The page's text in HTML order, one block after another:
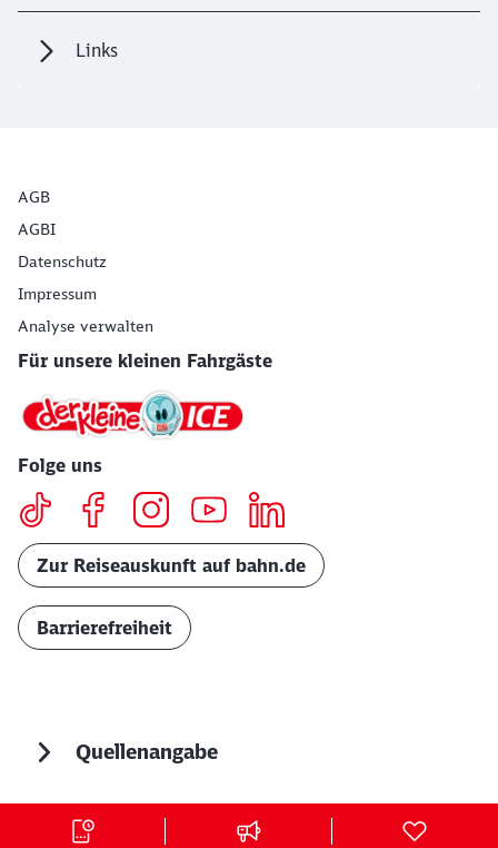
Links
AGB
AGBI
Datenschutz
Impressum
Analyse verwalten
Für unsere kleinen Fahrgäste
Folge uns
Zur Reiseauskunft auf bahn.de
Barrierefreiheit
Quellenangabe